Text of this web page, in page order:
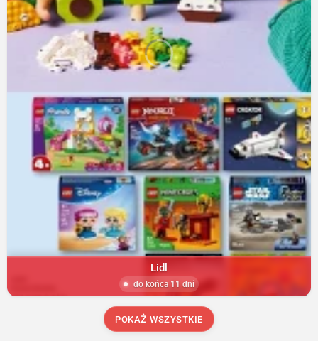
Lidl
do końca 11 dni
POKAŻ WSZYSTKIE